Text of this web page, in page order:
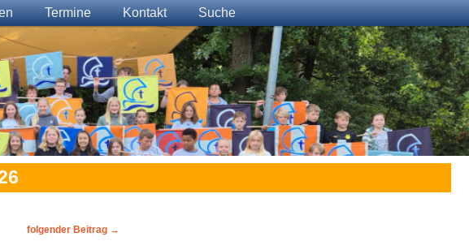
Termine Kontakt Suche
folgender Beitrag →